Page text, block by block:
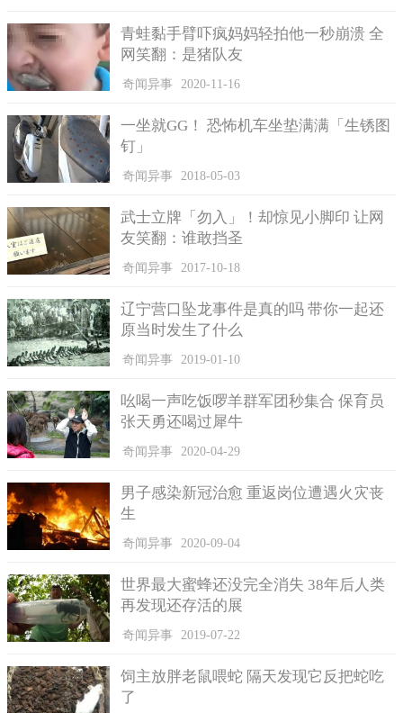
人、新人2人+证人2人+户政人员１人=5人、应该是神父+2新人+伴
娘+接捧花的=5人。
澳洲卫生部门表示，境内确诊人数已攀升至2136人，有8人死
人，其余依序为维多利亚省411例、昆士兰省397例、西澳省175
例、南澳省170例、首都特区39例、塔斯马尼亚省26例、北领地5
例。
青蛙黏手臂吓疯妈妈轻拍他一秒崩溃 全
网笑翻：是猪队友
奇闻异事 2020-11-16
一坐就GG！ 恐怖机车坐垫满满「生锈图
钉」
奇闻异事 2018-05-03
武士立牌「勿入」！却惊见小脚印 让网
友笑翻：谁敢挡圣
奇闻异事 2017-10-18
辽宁营口坠龙事件是真的吗 带你一起还
原当时发生了什么
奇闻异事 2019-01-10
吆喝一声吃饭啰羊群军团秒集合 保育员
张天勇还喝过犀牛
奇闻异事 2020-04-29
男子感染新冠治愈 重返岗位遭遇火灾丧
生
奇闻异事 2020-09-04
世界最大蜜蜂还没完全消失 38年后人类
再发现还存活的展
奇闻异事 2019-07-22
饲主放胖老鼠喂蛇 隔天发现它反把蛇吃
了